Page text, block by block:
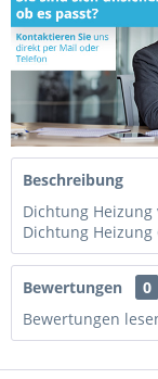
Beschreibung
Dichtung Heizung
Dichtung Heizung
Bewertungen
0
Bewertungen